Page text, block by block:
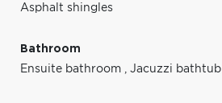
Asphalt shingles
Bathroom
Ensuite bathroom , Jacuzzi bathtub